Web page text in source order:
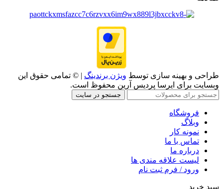
طراحی و بهینه سازی توسط ویژن برندینگ | © تمامی حقوق این
وبسایت برای ایرسا پردیس آرین محفوظ است.
جستجو در سایت
فروشگاه
وبلاگ
نمونه کار
تماس با ما
درباره ما
لیست علاقه مندی ها
ورود / فرم ثبت نام
سبد خرید